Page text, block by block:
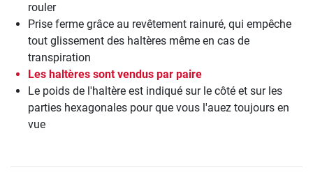
rouler
Prise ferme grâce au revêtement rainuré, qui empêche
tout glissement des haltères même en cas de
transpiration
Les haltères sont vendus par paire
Le poids de l'haltère est indiqué sur le côté et sur les
parties hexagonales pour que vous l'auez toujours en
vue